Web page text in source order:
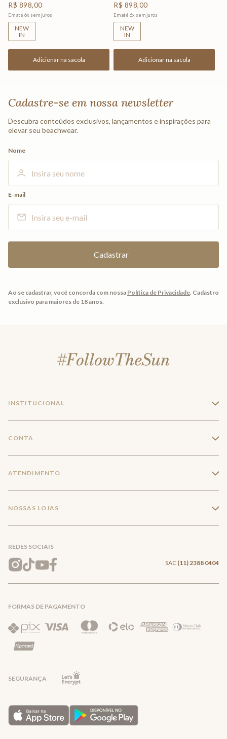
R$ 898,00
Em até 6x sem juros
NEW
IN
Adicionar na sacola
R$ 898,00
Em até 6x sem juros
NEW
IN
Adicionar na sacola
Cadastre-se em nossa newsletter
Descubra conteúdos exclusivos, lançamentos e inspirações para
elevar seu beachwear.
Nome
E-mail
Ao se cadastrar, você concorda com nossa Política de Privacidade. Cadastro
exclusivo para maiores de 18 anos.
INSTITUCIONAL +
Trabalhe conosco
Mapa do Site
CONTA +
Meus pedidos
Wishlist
ATENDIMENTO +
Entrega e Frete
Trocas e Devoluções
Política de Privacidade
NOSSAS LOJAS +
REDES SOCIAIS
SAC (11) 2388 0404
FORMAS DE PAGAMENTO
SEGURANÇA